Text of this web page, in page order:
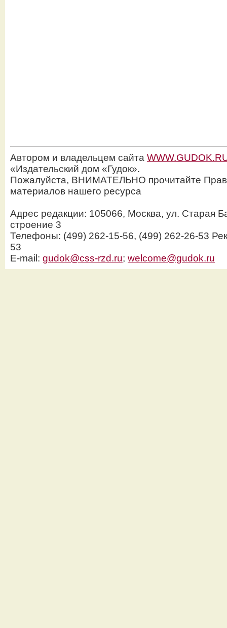
Автором и владельцем сайта
«Издательский дом «Гудок».
Пожалуйста, ВНИМАТЕЛЬНО прочитайте
материалов нашего ресурса
Адрес редакции: 105066, Москва, ул. Старая
строение 3
Телефоны: (499) 262-15-56, (499) 262-26-53
53
E-mail: gudok@css-rzd.ru; welcome@gudok.ru